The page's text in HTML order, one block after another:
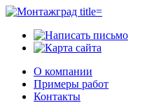
О компании
Примеры работ
Контакты